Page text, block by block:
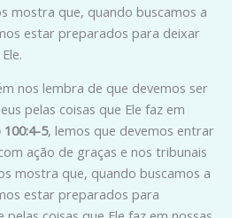
mostra que, quando buscamos a
estar preparados para deixar
nos lembra de que devemos ser
pelas coisas que Ele faz em
100:4-5, lemos que devemos entrar
ação de graças e nos tribunais
mostra que, quando buscamos a
estar preparados para